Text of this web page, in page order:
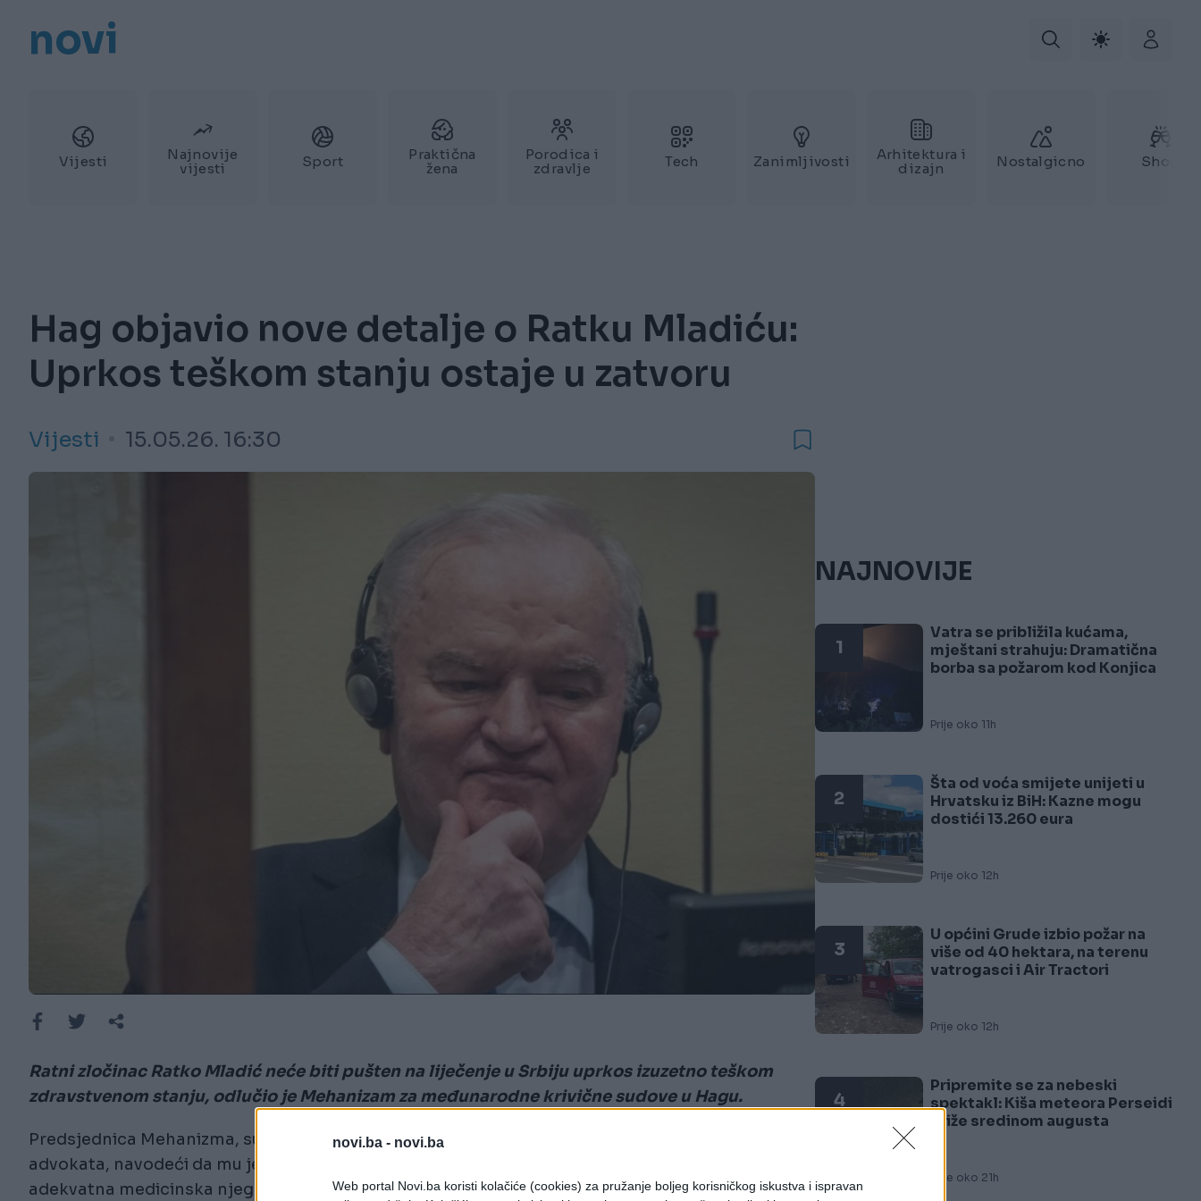
novi.ba - novi.ba
Web portal Novi.ba koristi kolačiće (cookies) za pružanje boljeg korisničkog iskustva i ispravan
novi
Vijesti
Najnovije
vijesti
Sport
Praktična
žena
Porodica i
zdravlje
Tech Zanimljivosti
Arhitektura i
dizajn
Nostalgicno Show
Hag objavio nove detalje o Ratku Mladiću:
Uprkos teškom stanju ostaje u zatvoru
Vijesti 15.05.26. 16:30
Ratni zločinac Ratko Mladić neće biti pušten na liječenje u Srbiju uprkos izuzetno teškom
zdravstvenom stanju, odlučio je Mehanizam za međunarodne krivične sudove u Hagu.
Predsjednica Mehanizma, sutkinja Graciela Gatti Santana, odbila je zahtjev Mladićeve porodice i
advokata, navodeći da mu je u pritvorskoj jedinici i zatvorskoj bolnici u Holandiji omogućena
adekvatna medicinska njega.
NAJNOVIJE
1
Vatra se približila kućama,
mještani strahuju: Dramatična
borba sa požarom kod Konjica
Prije oko 11h
2
Šta od voća smijete unijeti u
Hrvatsku iz BiH: Kazne mogu
dostići 13.260 eura
Prije oko 12h
3
U općini Grude izbio požar na
više od 40 hektara, na terenu
vatrogasci i Air Tractori
Prije oko 12h
4
Pripremite se za nebeski
spektakl: Kiša meteora Perseidi
stiže sredinom augusta
Prije oko 21h